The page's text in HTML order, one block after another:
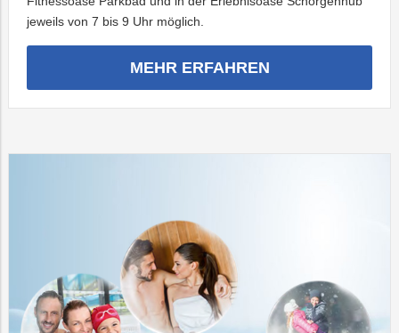
jeweils von 7 bis 9 Uhr möglich.
MEHR ERFAHREN